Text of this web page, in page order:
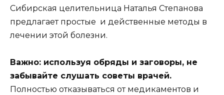
Сибирская целительница Наталья Степанова
предлагает простые и действенные методы в
лечении этой болезни.
Важно: используя обряды и заговоры, не
забывайте слушать советы врачей.
Полностью отказываться от медикаментов и